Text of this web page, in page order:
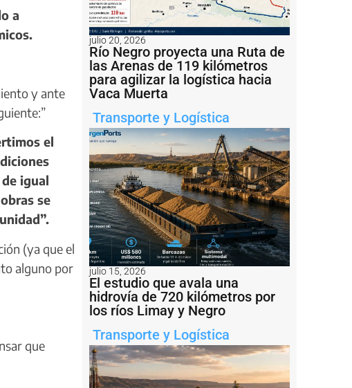
a
y ante
el
igual
se
(ya que el
alguno por
que
julio 20, 2026
Río Negro proyecta una Ruta de
las Arenas de 119 kilómetros
para agilizar la logística hacia
Vaca Muerta
Transporte y Logística
julio 15, 2026
El estudio que avala una
hidrovía de 720 kilómetros por
los ríos Limay y Negro
Transporte y Logística